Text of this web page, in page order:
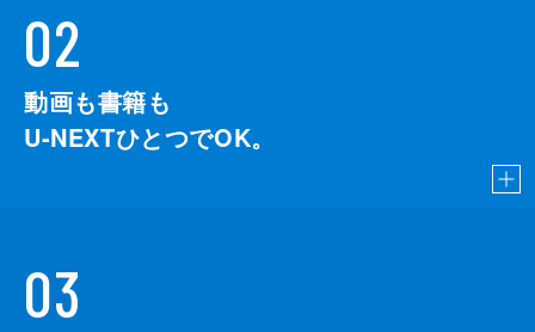
02
動画も書籍も
U-NEXTひとつでOK。
03